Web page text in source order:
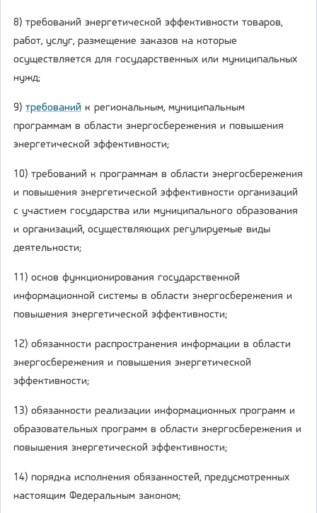
8) требований энергетической эффективности товаров,
работ, услуг, размещение заказов на которые
осуществляется для государственных или муниципальных
нужд;
9) требований к региональным, муниципальным
программам в области энергосбережения и повышения
энергетической эффективности;
10) требований к программам в области энергосбережения
и повышения энергетической эффективности организаций
с участием государства или муниципального образования
и организаций, осуществляющих регулируемые виды
деятельности;
11) основ функционирования государственной
информационной системы в области энергосбережения и
повышения энергетической эффективности;
12) обязанности распространения информации в области
энергосбережения и повышения энергетической
эффективности;
13) обязанности реализации информационных программ и
образовательных программ в области энергосбережения и
повышения энергетической эффективности;
14) порядка исполнения обязанностей, предусмотренных
настоящим Федеральным законом;